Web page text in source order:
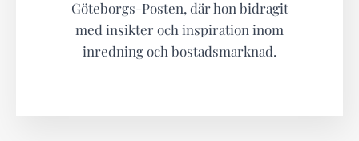
Göteborgs-Posten, där hon bidragit
med insikter och inspiration inom
inredning och bostadsmarknad.